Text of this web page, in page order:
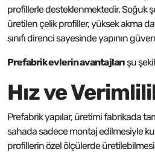
profillerle desteklenmektedir. Soğuk
üretilen çelik profiller, yüksek akma
sınıfı direnci sayesinde yapının
Prefabrik evlerin avantajlarışu
Hız ve
Prefabrik yapılar, üretimi fabrikada
sahada sadece montaj edilmesiyle
profillerin özel ölçülerde